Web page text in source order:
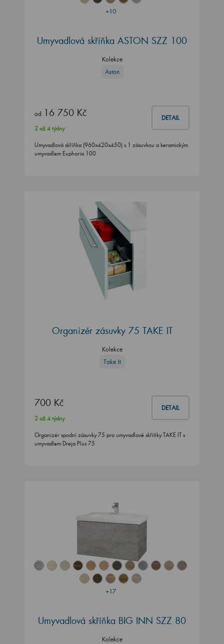
+10
Umyvadlová skříňka ASTON SZZ 100
Kolekce
Aston
od 16 750 Kč DETAIL
2 až 4 týdny
Umyvadlová skříňka (960x420x450) s 1 zásuvkou a keramickým
umyvadlem Euphoria 100
Organizér zásuvky 75 TAKE IT
Kolekce
Take It
700 Kč DETAIL
2 až 4 týdny
Organizér spodní zásuvky 75 pro umyvadlové skříňky TAKE IT s
umyvadlem Dreja Plus 75
+17
Umyvadlová skříňka BIG INN SZZ 80
Kolekce